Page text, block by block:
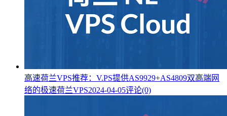
高速荷兰VPS推荐：V.PS提供AS9929+AS4809双高端网
络的极速荷兰VPS2024-04-05评论(0)